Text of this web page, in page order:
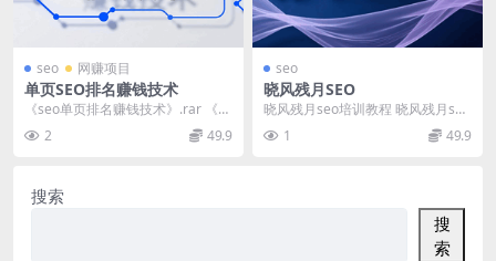
seo 网赚项目
单页SEO排名赚钱技术
《seo单页排名赚钱技术》.rar 《S
2 49.9
seo
晓风残月SEO
晓风残月seo培训教程 晓风残月seo
教程：一.doc SE0第二课录音.wm
v... 1 49.9
搜索
搜
索